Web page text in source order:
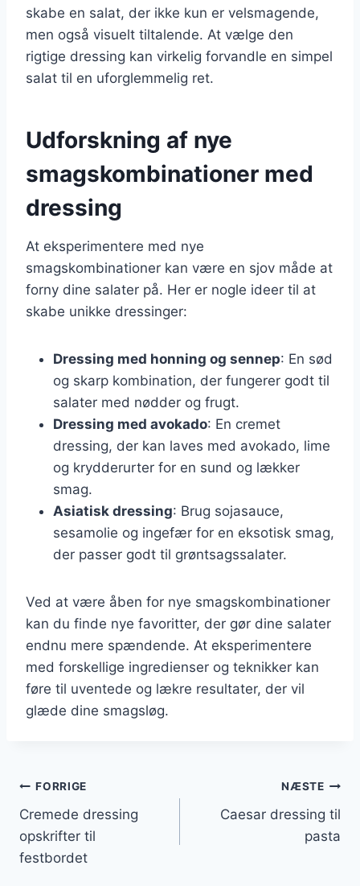
skabe en salat, der ikke kun er velsmagende,
men også visuelt tiltalende. At vælge den
rigtige dressing kan virkelig forvandle en simpel
salat til en uforglemmelig ret.
Udforskning af nye
smagskombinationer med
dressing
At eksperimentere med nye
smagskombinationer kan være en sjov måde at
forny dine salater på. Her er nogle ideer til at
skabe unikke dressinger:
Dressing med honning og sennep: En sød
og skarp kombination, der fungerer godt til
salater med nødder og frugt.
Dressing med avokado: En cremet
dressing, der kan laves med avokado, lime
og krydderurter for en sund og lækker
smag.
Asiatisk dressing: Brug sojasauce,
sesamolie og ingefær for en eksotisk smag,
der passer godt til grøntsagssalater.
Ved at være åben for nye smagskombinationer
kan du finde nye favoritter, der gør dine salater
endnu mere spændende. At eksperimentere
med forskellige ingredienser og teknikker kan
føre til uventede og lækre resultater, der vil
glæde dine smagsløg.
Indlægsnavigation
FORRIGE
Cremede dressing
opskrifter til
festbordet
NÆSTE
Caesar dressing til
pasta